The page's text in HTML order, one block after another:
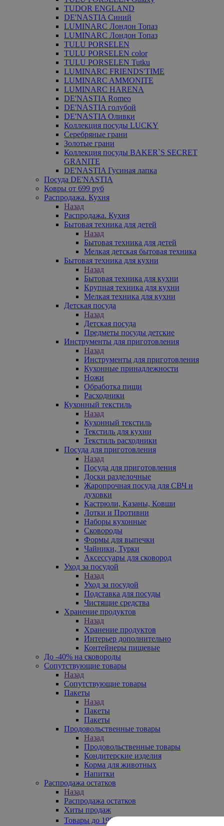
TUDOR ENGLAND
DE'NASTIA Синий
LUMINARC Лондон Топаз
LUMINARC Лондон Топаз
TULU PORSELEN
TULU PORSELEN color
TULU PORSELEN Tutku
LUMINARC FRIENDS'TIME
LUMINARC AMMONITE
LUMINARC HARENA
DE'NASTIA Romeo
DE'NASTIA голубой
DE'NASTIA Оливки
Коллекция посуды LUCKY
Серебряные грани
Золотые грани
Коллекция посуды BAKER`S SECRET
GRANITE
DE'NASTIA Гусиная лапка
Посуда DE'NASTIA
Ковры от 699 руб
Распродажа. Кухня
Назад
Распродажа. Кухня
Бытовая техника для детей
Назад
Бытовая техника для детей
Мелкая детская бытовая техника
Бытовая техника для кухни
Назад
Бытовая техника для кухни
Крупная техника для кухни
Мелкая техника для кухни
Детская посуда
Назад
Детская посуда
Предметы посуды детские
Инструменты для приготовления
Назад
Инструменты для приготовления
Кухонные принадлежности
Ножи
Обработка пищи
Расходники
Кухонный текстиль
Назад
Кухонный текстиль
Текстиль для кухни
Текстиль расходники
Посуда для приготовления
Назад
Посуда для приготовления
Доски разделочные
Жаропрочная посуда для СВЧ и
духовки
Кастрюли, Казаны, Ковши
Лотки и Противни
Наборы кухонные
Сковороды
Формы для выпечки
Чайники, Турки
Аксессуары для сковород
Уход за посудой
Назад
Уход за посудой
Подставка для посуды
Чистящие средства
Хранение продуктов
Назад
Хранение продуктов
Интерьер дополнительно
Контейнеры пищевые
До -40% на сковороды
Сопутствующие товары
Назад
Сопутствующие товары
Пакеты
Назад
Пакеты
Пакеты
Продовольственные товары
Назад
Продовольственные товары
Кондитерские изделия
Корма для животных
Напитки
Распродажа остатков
Назад
Распродажа остатков
Хиты продаж
Товары до 199₽